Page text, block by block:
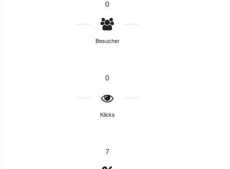
0
Besucher
0
Klicks
7